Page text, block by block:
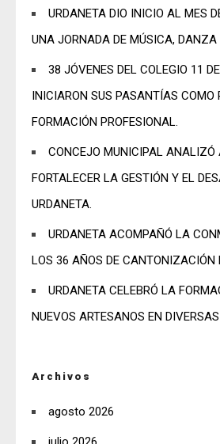
URDANETA DIO INICIO AL MES
UNA JORNADA DE MÚSICA, DANZA
38 JÓVENES DEL COLEGIO 11
INICIARON SUS PASANTÍAS COMO
FORMACIÓN PROFESIONAL.
CONCEJO MUNICIPAL ANALIZÓ
FORTALECER LA GESTIÓN Y EL
URDANETA.
URDANETA ACOMPAÑÓ LA
LOS 36 AÑOS DE CANTONIZACIÓN
URDANETA CELEBRÓ LA
NUEVOS ARTESANOS EN
Archivos
agosto 2026